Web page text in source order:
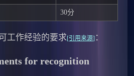
30分
作经验的要求[引用来源] ：
for recognition